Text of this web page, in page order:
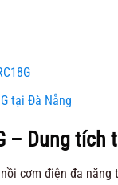
tại Đà Nẵng
– Dung tích
cơm điện đa năng